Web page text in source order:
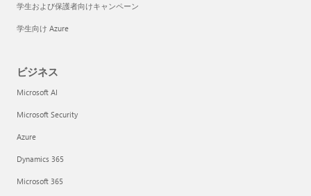
学生および保護者向けキャンペーン
学生向け Azure
ビジネス
Microsoft AI
Microsoft Security
Azure
Dynamics 365
Microsoft 365